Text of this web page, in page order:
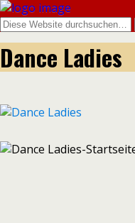
Dance Ladies